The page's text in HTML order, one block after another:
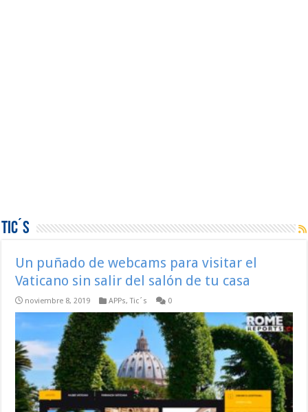
Tic´s
Un puñado de webcams para visitar el
Vaticano sin salir del salón de tu casa
noviembre 8, 2019 APPs,Tic´s 0